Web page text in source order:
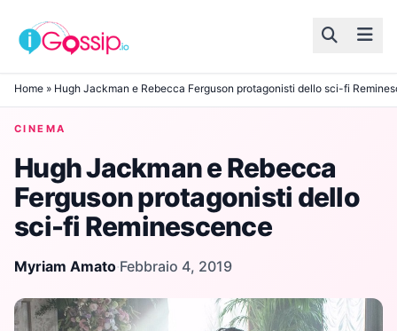
Skip to content
Home » Hugh Jackman e Rebecca Ferguson protagonisti dello sci-fi
CINEMA
Hugh Jackman e Rebecca
Ferguson protagonisti dello
sci-fi Reminescence
Myriam Amato·Febbraio 4, 2019